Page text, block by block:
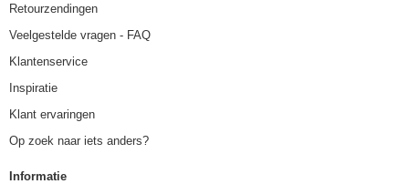
Retourzendingen
Veelgestelde vragen - FAQ
Klantenservice
Inspiratie
Klant ervaringen
Op zoek naar iets anders?
Informatie